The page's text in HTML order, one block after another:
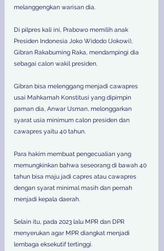
melanggengkan warisan dia.
Di pilpres kali ini, Prabowo memilih anak
Presiden Indonesia Joko Widodo (Jokowi),
Gibran Rakabuming Raka, mendampingi dia
sebagai calon wakil presiden.
Gibran bisa melenggang menjadi cawapres
usai Mahkamah Konstitusi yang dipimpin
paman dia, Anwar Usman, melonggarkan
syarat usia minimum calon presiden dan
cawapres yaitu 40 tahun.
Para hakim membuat pengecualian yang
memungkinkan bahwa seseorang di bawah 40
tahun bisa maju jadi capres atau cawapres
dengan syarat minimal masih dan pernah
menjadi kepala daerah.
Selain itu, pada 2023 lalu MPR dan DPR
menyerukan agar MPR diangkat menjadi
lembaga eksekutif tertinggi.